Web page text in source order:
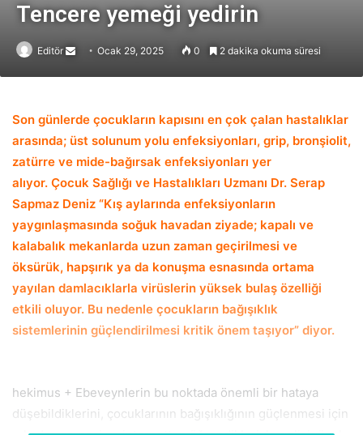
Tencere yemeği yedirin
Editör
SendOcak 29, 2025 0 2 dakika okuma süresi
Son günlerde çocukların kapısını en çok çalan hastalıklar
arasında; üst solunum yolu enfeksiyonları, grip, bronşiolit,
zatürre ve mide-bağırsak enfeksiyonları yer
alıyor. Çocuk Sağlığı ve Hastalıkları Uzmanı Dr. Serap
Sapmaz Deniz “Kış aylarında enfeksiyonların
yaygınlaşmasında soğuk havadan ziyade; kapalı ve
kalabalık mekanlarda uzun zaman geçirilmesi ve
öksürük, hapşırık ya da konuşma esnasında ortama
yayılan damlacıklarla virüslerin yüksek bulaş özelliği
etkili oluyor. Bu nedenle çocukların bağışıklık
sistemlerinin güçlendirilmesi kritik önem taşıyor” diyor.
hekimus + Ebeveynlerin bu noktada önemli bir hataya
düşebildiklerini, çocuklarının bağışıklığının güçlenmesi için